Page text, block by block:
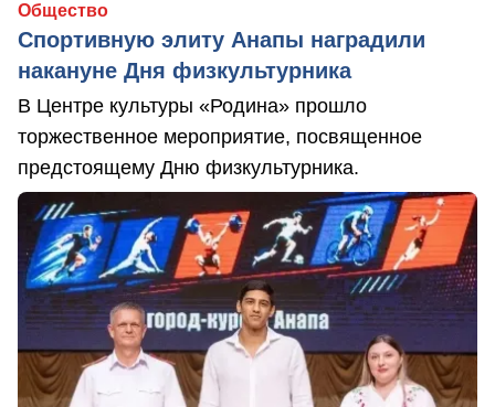
Общество
Спортивную элиту Анапы наградили
накануне Дня физкультурника
В Центре культуры «Родина» прошло
торжественное мероприятие, посвященное
предстоящему Дню физкультурника.